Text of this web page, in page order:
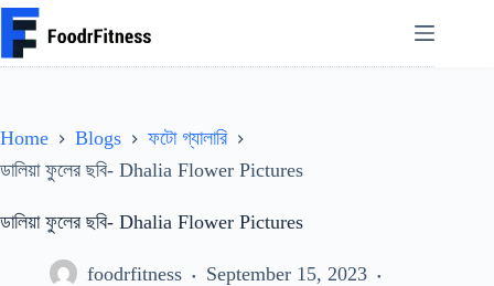
Skip
to
content
Home Blogs
ফটো গ্যালারি
ডালিয়া ফুলের ছবি- Dhalia Flower Pictures
ডালিয়া ফুলের ছবি- Dhalia Flower Pictures
foodrfitness
September 15, 2023